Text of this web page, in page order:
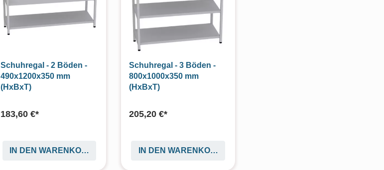
Schuhregal - 2 Böden -
490x1200x350 mm
(HxBxT)
183,60 €*
IN DEN WARENKORB
Schuhregal - 3 Böden -
800x1000x350 mm
(HxBxT)
205,20 €*
IN DEN WARENKORB